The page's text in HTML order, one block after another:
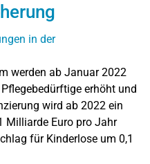
werden ab Januar 2022
erhöht und
wird ab 2022 ein
Milliarde Euro pro Jahr
für Kinderlose um 0,1